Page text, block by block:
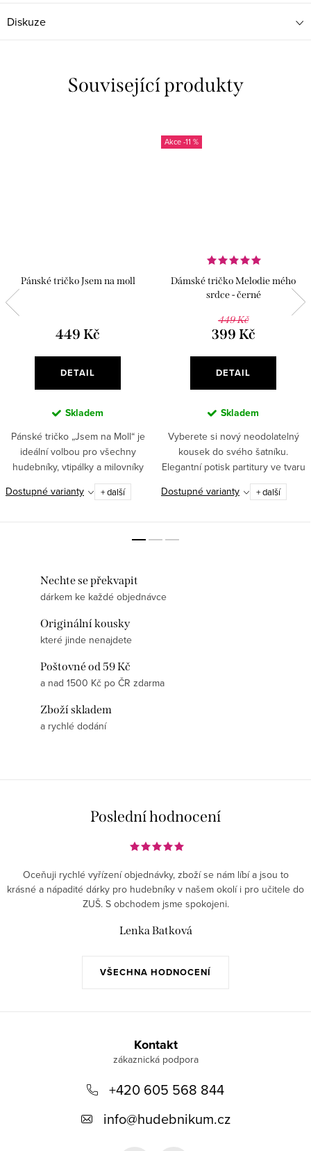
Diskuze
Související produkty
Pánské tričko Jsem na moll
449 Kč
DETAIL
Skladem
Pánské tričko „Jsem na Moll“ je
ideální volbou pro všechny
hudebníky, vtipálky a milovníky
piva!✅ 100% bavlna – pohodlný a
prodyšný materiál pro
Dostupné varianty + další
-11 %
Dámské tričko Melodie mého
srdce - černé
449 Kč
399 Kč
DETAIL
Skladem
Vyberete si nový neodolatelný
kousek do svého šatníku.
Elegantní potisk partitury ve tvaru
srdce a příjemný materiál si
oblíbí každá stylová
Dostupné varianty + další
Nechte se překvapit
dárkem ke každé objednávce
Originální kousky
které jinde nenajdete
Poštovné od 59 Kč
a nad 1500 Kč po ČR zdarma
Zboží skladem
a rychlé dodání
Poslední hodnocení
VŠECHNA HODNOCENÍ
Oceňuji rychlé vyřízení objednávky, zboží se nám líbí a jsou to
krásné a nápadité dárky pro hudebníky v našem okolí i pro učitele do
ZUŠ. S obchodem jsme spokojeni.
Lenka Batková
Kontakt
+420 605 568 844
info@hudebnikum.cz